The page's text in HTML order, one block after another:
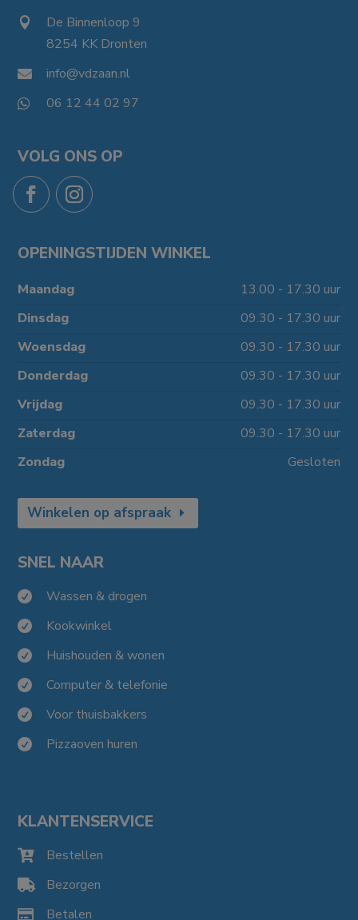
 De Binnenloop 9
8254 KK Dronten
 info@vdzaan.nl
 06 12 44 02 97
VOLG ONS OP
OPENINGSTIJDEN WINKEL
Maandag
13.00 - 17.30 uur
Dinsdag
09.30 - 17.30 uur
Woensdag
09.30 - 17.30 uur
Donderdag
09.30 - 17.30 uur
Vrijdag
09.30 - 17.30 uur
Zaterdag
09.30 - 17.30 uur
Zondag
Gesloten
Winkelen op afspraak
SNEL NAAR
 Wassen & drogen
 Kookwinkel
 Huishouden & wonen
 Computer & telefonie
 Voor thuisbakkers
 Pizzaoven huren
KLANTENSERVICE
 Bestellen
 Bezorgen
 Betalen